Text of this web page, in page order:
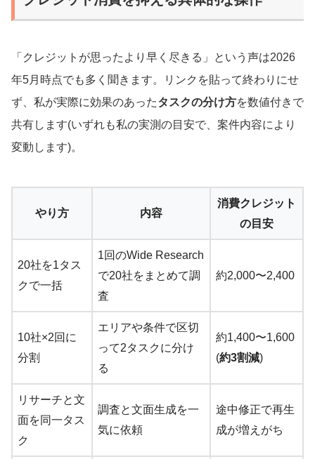
「クレジットが思ったより早く尽きる」という声は2026
年5月時点でも多く聞きます。リンクを貼って終わりにせ
ず、私が実際に効果のあったタスクの分け方を数値付きで
共有します(いずれも私の実測の目安で、案件内容により
変動します)。
やり方 内容
消費クレジット
の目安
20社を1タス
クで一括
1回のWide Research
で20社をまとめて調
査
約2,000〜2,400
10社×2回に
分割
エリアや条件で区切
って2タスクに分け
る
約1,400〜1,600
(約3割減)
リサーチと文
面を同一タス
ク
調査と文面生成を一
気に依頼
途中修正で再生
成が増えがち